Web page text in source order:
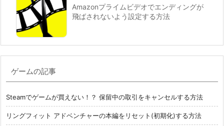
Amazonプライムビデオでエンディングが
飛ばされないよう設定する方法
ゲームの記事
Steamでゲームが買えない！？ 保留中の取引をキャンセルする方法
リングフィット アドベンチャーの本編をリセット(初期化)する方法